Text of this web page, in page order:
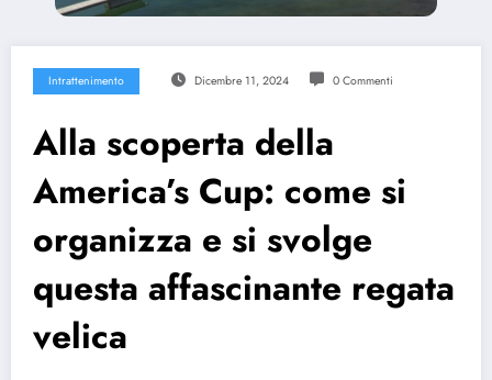
Intrattenimento Dicembre 11, 2024 0 Commenti
Alla scoperta della
America’s Cup: come si
organizza e si svolge
questa affascinante regata
velica